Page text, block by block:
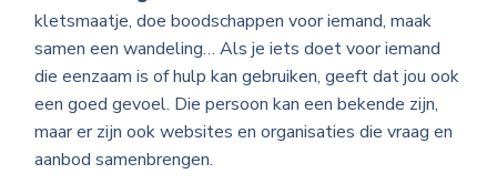
kletsmaatje, doe boodschappen voor iemand, maak
samen een wandeling… Als je iets doet voor iemand
die eenzaam is of hulp kan gebruiken, geeft dat jou ook
een goed gevoel. Die persoon kan een bekende zijn,
maar er zijn ook websites en organisaties die vraag en
aanbod samenbrengen.